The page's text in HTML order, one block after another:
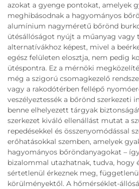
azokat a gyenge pontokat, amelyek
meghibásodnak a hagyományos
alumínium nagyméretű bőrönd
ütésállóságot nyújt a műanyag vagy
alternatívákhoz képest, mivel a
egész felületen elosztja, nem pedig
ütéspontra. Ez a mérnöki
még a szigorú csomagkezelő
vagy a rakodótérben fellépő
veszélyeztessék a bőrönd szerkezeti
benne elhelyezett tárgyak
szerkezet kiváló ellenállást mutat a
repedésekkel és összenyomódással
erőhatásokkal szemben, amelyek
hagyományos bőröndanyagokat –
bizalommal utazhatnak, tudva, hogy
sértetlenül érkeznek meg,
körülményektől. A hőmérséklet-